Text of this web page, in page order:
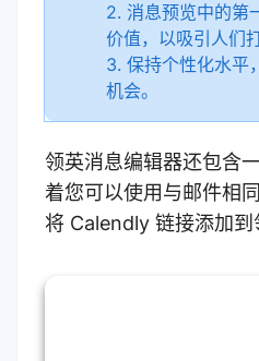
2. 消息预览中的第
价值，以吸引人们
3. 保持个性化水平
机会。
领英消息编辑器还包含
着您可以使用与邮件相
将 Calendly 链接添加到